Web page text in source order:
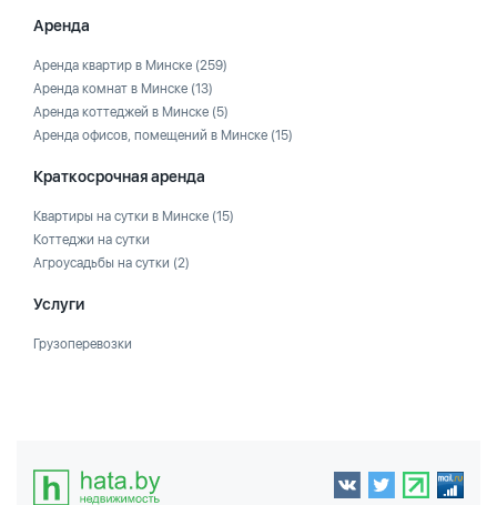
Аренда
Аренда квартир в Минске (259)
Аренда комнат в Минске (13)
Аренда коттеджей в Минске (5)
Аренда офисов, помещений в Минске (15)
Краткосрочная аренда
Квартиры на сутки в Минске (15)
Коттеджи на сутки
Агроусадьбы на сутки (2)
Услуги
Грузоперевозки